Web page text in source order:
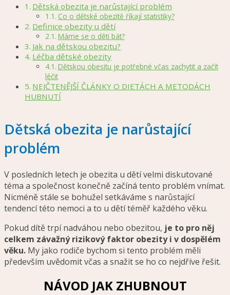
Dětská obezita je narůstající problém
Co o dětské obezitě říkají statistiky?
Definice obezity u dětí
Máme se o děti bát?
Jak na dětskou obezitu?
Léčba dětské obezity
Dětskou obesitu je potřebné včas zachytit a začít
léčit
NEJČTENĚJŠÍ ČLÁNKY O DIETÁCH A METODÁCH
HUBNUTÍ
Dětská obezita je narůstající
problém
V posledních letech je obezita u dětí velmi diskutované
téma a společnost konečně začíná tento problém vnímat.
Nicméně stále se bohužel setkáváme s narůstající
tendencí této nemoci a to u dětí téměř každého věku.
Pokud dítě trpí nadváhou nebo obezitou, je to pro něj
celkem závažný rizikový faktor obezity i v dospělém
věku. My jako rodiče bychom si tento problém měli
především uvědomit včas a snažit se ho co nejdříve řešit.
NÁVOD JAK ZHUBNOUT